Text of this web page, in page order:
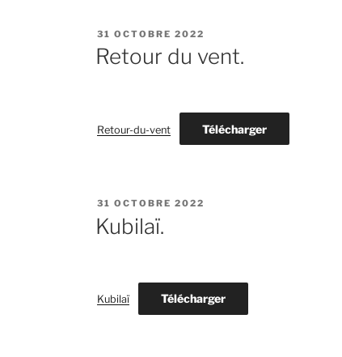
PUBLIÉ
LE
31 OCTOBRE 2022
Retour du vent.
Retour-du-vent Télécharger
PUBLIÉ
LE
31 OCTOBRE 2022
Kubilaï.
Kubilaï Télécharger